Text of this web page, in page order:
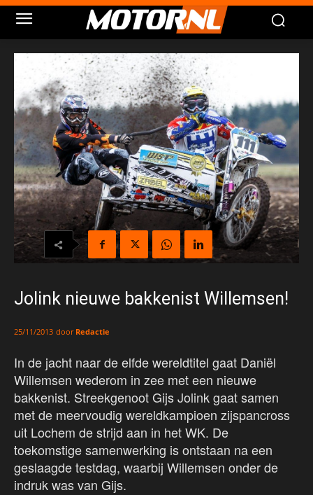
Jolink nieuwe bakkenist Willemsen!
25/11/2013 door Redactie
In de jacht naar de elfde wereldtitel gaat Daniël
Willemsen wederom in zee met een nieuwe
bakkenist. Streekgenoot Gijs Jolink gaat samen
met de meervoudig wereldkampioen zijspancross
uit Lochem de strijd aan in het WK. De
toekomstige samenwerking is ontstaan na een
geslaagde testdag, waarbij Willemsen onder de
indruk was van Gijs.